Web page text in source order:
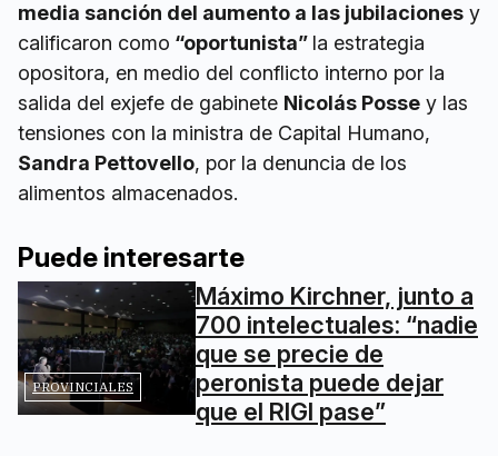
media sanción del aumento a las jubilaciones y
calificaron como “oportunista” la estrategia
opositora, en medio del conflicto interno por la
salida del exjefe de gabinete Nicolás Posse y las
tensiones con la ministra de Capital Humano,
Sandra Pettovello, por la denuncia de los
alimentos almacenados.
Puede interesarte
PROVINCIALES
Máximo Kirchner, junto a
700 intelectuales: “nadie
que se precie de
peronista puede dejar
que el RIGI pase”